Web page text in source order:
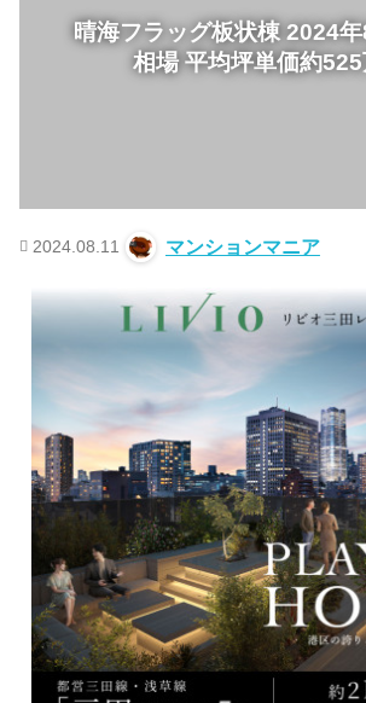
晴海フラッグ板状棟 2024
相場 平均坪単価約525
2024.08.11 マンションマニア